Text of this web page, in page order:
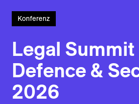
Konferenz
Legal Summit
Defence &
2026